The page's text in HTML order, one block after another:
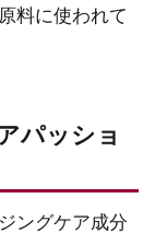
料に使われて
パッショ
ングケア成分